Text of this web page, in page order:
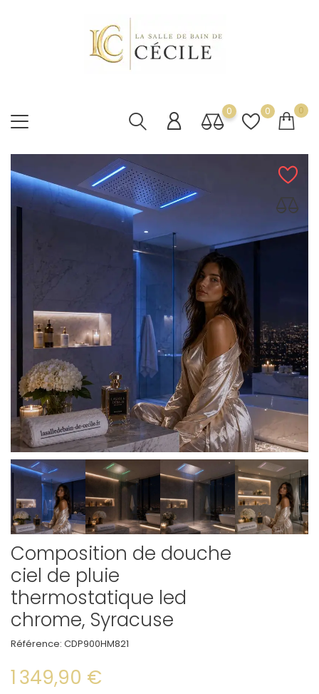
0 0 0
Composition de douche
ciel de pluie
thermostatique led
chrome, Syracuse
Référence: CDP900HM821
1 349,90 €